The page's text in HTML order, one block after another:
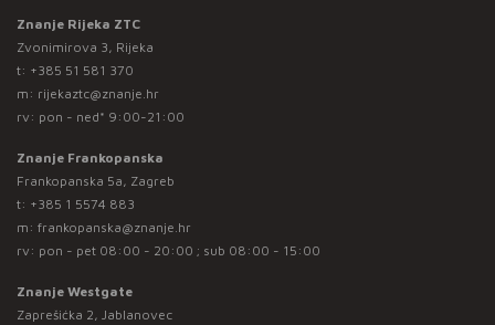
Znanje Rijeka ZTC
Zvonimirova 3, Rijeka
t: +385 51 581 370
m: rijekaztc@znanje.hr
rv: pon - ned* 9:00-21:00
Znanje Frankopanska
Frankopanska 5a, Zagreb
t: +385 1 5574 883
m: frankopanska@znanje.hr
rv: pon - pet 08:00 - 20:00 ; sub 08:00 - 15:00
Znanje Westgate
Zaprešićka 2, Jablanovec